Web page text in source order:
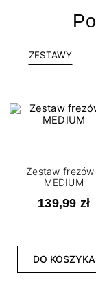
ZESTAWY
Zestaw
MEDIUM
139,99 zł
DO KOSZYKA